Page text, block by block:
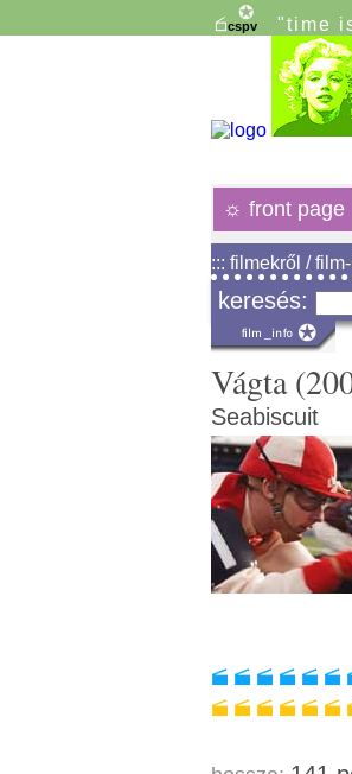
"time
☼ front page
::: filmekről /
keresés:
Vágta
Seabiscuit